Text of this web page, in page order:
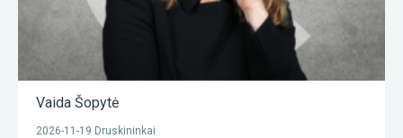
Vaida Šopytė
2026-11-19 Druskininkai